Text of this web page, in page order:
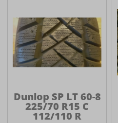
Dunlop SP LT 60-8
225/70 R15 C
112/110 R